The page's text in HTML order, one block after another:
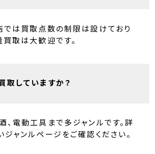
では買取点数の制限は設けており
買取は大歓迎です。
取していますか？
、電動工具まで多ジャンルです。詳
ジャンルページをご確認ください。